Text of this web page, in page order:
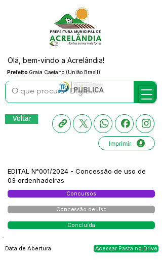
Prefeito Graia Caetano (União Brasil)
Olá, bem-vindo a Acrelândia!
Voltar
Imprimir
EDITAL N°001/2024 - Concessão de uso de
03 ordenhadeiras
Concursos
Concessão de Uso
Concluída
Data de Abertura Acessar Pasta no Drive